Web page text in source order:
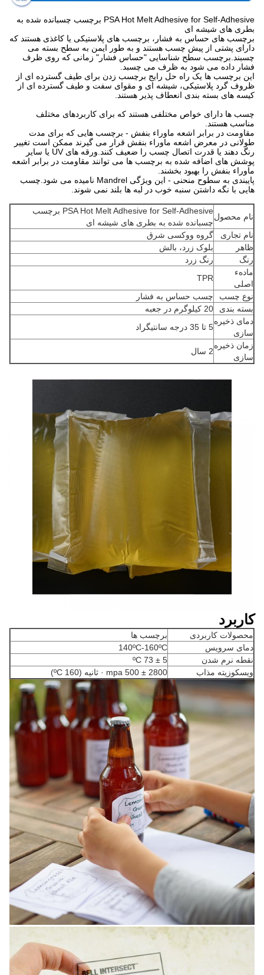
PSA Hot Melt Adhesive for Self-Adhesive برچسب چسبانده شده به
بطری های شیشه ای
برچسب های حساس به فشار، برچسب های پلاستیکی یا کاغذی هستند که
دارای پشتی از پیش چسب هستند و به طور ایمن به سطح بسته می
چسبند.برچسب سطح شناسایی "حساس فشار" زمانی که روی ظرف
فشار داده می شود به ظرف می چسبد.
این برچسب ها یک راه حل رایج برچسب زدن برای طیف گسترده ای از
ظروف گرد پلاستیکی، شیشه ای و مقوای سفت و طیف گسترده ای از
کیسه های بسته بندی انعطاف پذیر هستند.
چسب ها دارای خواص مختلفی هستند که برای کاربردهای مختلف
مناسب هستند.
مقاومت در برابر اشعه ماوراء بنفش - برچسب هایی که برای مدت
طولانی در معرض اشعه ماوراء بنفش قرار می گیرند ممکن است تغییر
رنگ دهند یا قدرت اتصال چسب را ضعیف کنند.ورقه های UV یا سایر
پوشش های اضافه شده به برچسب ها می توانند مقاومت در برابر اشعه
ماوراء بنفش را بهبود بخشند.
پایبندی به سطوح منحنی - این ویژگی Mandrel نامیده می شود.چسب
هایی با نگه داشتن سنبه خوب در لبه ها بلند نمی شوند.
نام محصول
PSA Hot Melt Adhesive for Self-Adhesive برچسب
چسبانده شده به بطری های شیشه ای
نام تجاری
گروه ووکسی شرق
ظاهر
بلوک زرد، بالش
رنگ
رنگ زرد
مادهء
اصلی
TPR
نوع چسب
چسب حساس به فشار
بسته بندی
20 کیلوگرم در جعبه
دمای ذخیره
سازی
5 تا 35 درجه سانتیگراد
زمان ذخیره
سازی
2 سال
کاربرد
محصولات کاربردی
برچسب ها
دمای سرویس
140ºC-160ºC
نقطه نرم شدن
5 ± 73 ºC
ویسکوزیته مذاب
2800 ± 500 mpa · ثانیه (160 ºC)